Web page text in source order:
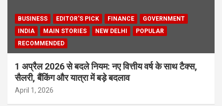
BUSINESS EDITOR'S PICK FINANCE
GOVERNMENT
INDIA
MAIN STORIES NEW DELHI
POPULAR
RECOMMENDED
1 अप्रैल 2026 से बदले नियम: नए वित्तीय वर्ष के साथ टैक्स,
सैलरी, बैंकिंग और यात्रा में बड़े बदलाव
April 1, 2026